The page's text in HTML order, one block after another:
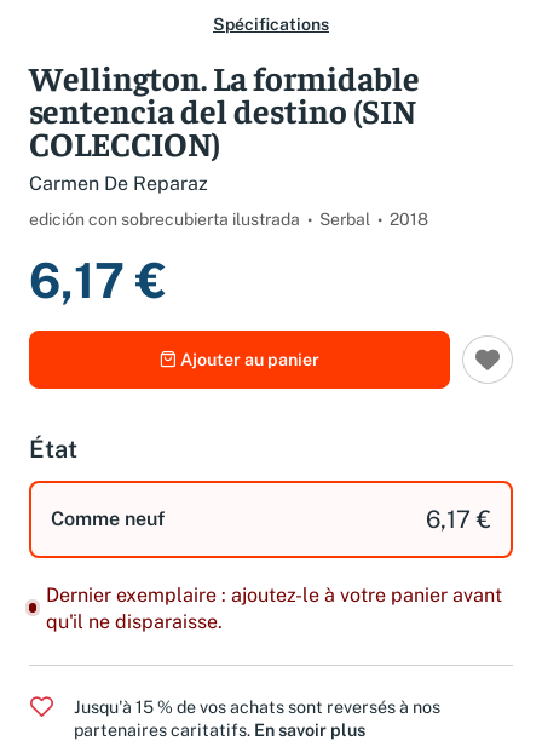
Spécifications
Wellington. La formidable
sentencia del destino (SIN
COLECCION)
Carmen De Reparaz
edición con sobrecubierta ilustrada Serbal 2018
6,17 €
Ajouter au panier
État
Comme neuf 6,17 €
Dernier exemplaire : ajoutez-le à votre panier avant
qu'il ne disparaisse.
Jusqu'à 15 % de vos achats sont reversés à nos
partenaires caritatifs. En savoir plus